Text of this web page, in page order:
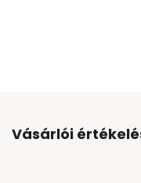
Vásárlói